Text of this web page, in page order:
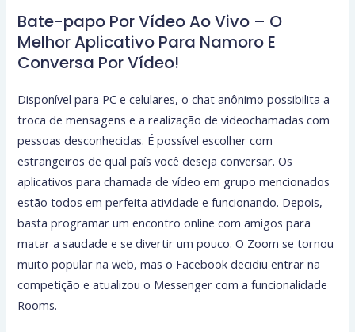
Bate-papo Por Vídeo Ao Vivo – O
Melhor Aplicativo Para Namoro E
Conversa Por Vídeo!
Disponível para PC e celulares, o chat anônimo possibilita a
troca de mensagens e a realização de videochamadas com
pessoas desconhecidas. É possível escolher com
estrangeiros de qual país você deseja conversar. Os
aplicativos para chamada de vídeo em grupo mencionados
estão todos em perfeita atividade e funcionando. Depois,
basta programar um encontro online com amigos para
matar a saudade e se divertir um pouco. O Zoom se tornou
muito popular na web, mas o Facebook decidiu entrar na
competição e atualizou o Messenger com a funcionalidade
Rooms.